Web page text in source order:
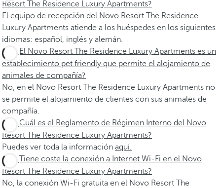
Resort The Residence Luxury Apartments?
El equipo de recepción del Novo Resort The Residence
Luxury Apartments atiende a los huéspedes en los siguientes
idiomas: español, inglés y alemán.
¿El Novo Resort The Residence Luxury Apartments es un
establecimiento pet friendly que permite el alojamiento de
animales de compañía?
No, en el Novo Resort The Residence Luxury Apartments no
se permite el alojamiento de clientes con sus animales de
compañía.
¿Cuál es el Reglamento de Régimen Interno del Novo
Resort The Residence Luxury Apartments?
Puedes ver toda la información aquí.
¿Tiene coste la conexión a Internet Wi-Fi en el Novo
Resort The Residence Luxury Apartments?
No, la conexión Wi-Fi gratuita en el Novo Resort The